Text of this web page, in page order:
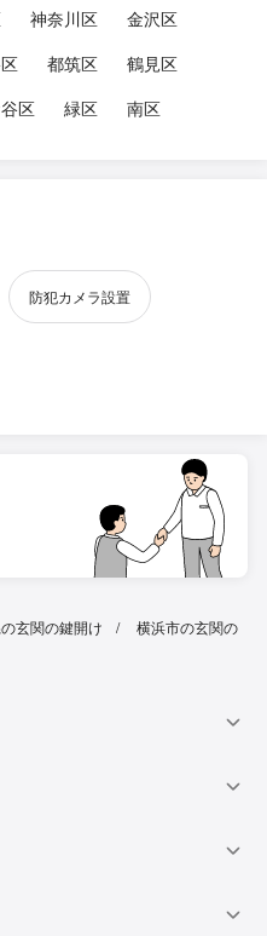
神奈川区
金沢区
都筑区
鶴見区
区 緑区 南区
防犯カメラ設置
玄関の鍵開け
横浜市の玄関の